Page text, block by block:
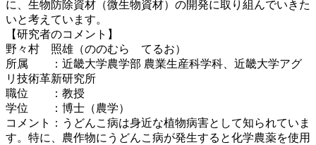
に、生物防除資材（微生物資材）の開発に取り組んでいきた
いと考えています。
【研究者のコメント】
野々村 照雄（ののむら てるお）
所属 ：近畿大学農学部 農業生産科学科、近畿大学アグ
リ技術革新研究所
職位 ：教授
学位 ：博士（農学）
コメント：うどんこ病は身近な植物病害として知られていま
す。特に、農作物にうどんこ病が発生すると化学農薬を使用